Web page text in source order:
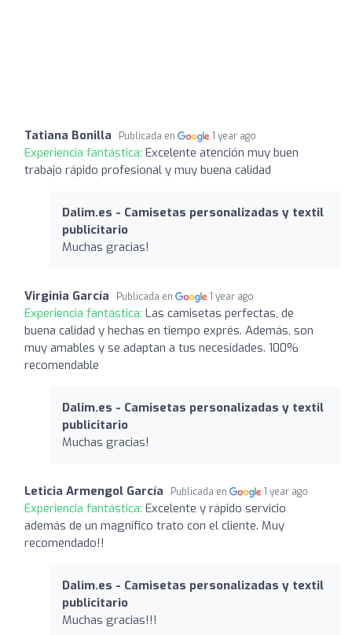
Tatiana Bonilla Publicada en 1 year ago
Experiencia fantástica: Excelente atención muy buen
trabajo rápido profesional y muy buena calidad
Dalim.es - Camisetas personalizadas y textil
publicitario
Muchas gracias!
Virginia García Publicada en 1 year ago
Experiencia fantástica: Las camisetas perfectas, de
buena calidad y hechas en tiempo exprés. Además, son
muy amables y se adaptan a tus necesidades. 100%
recomendable
Dalim.es - Camisetas personalizadas y textil
publicitario
Muchas gracias!
Leticia Armengol García Publicada en 1 year ago
Experiencia fantástica: Excelente y rápido servicio
además de un magnífico trato con el cliente. Muy
recomendado!!
Dalim.es - Camisetas personalizadas y textil
publicitario
Muchas gracias!!!